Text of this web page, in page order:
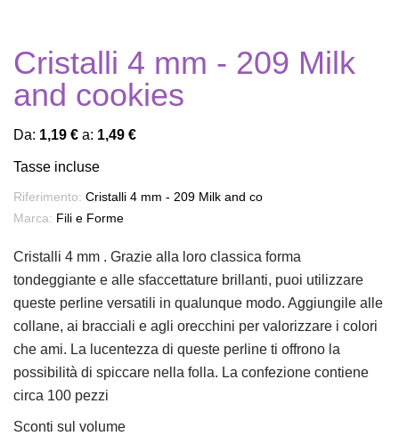
Cristalli 4 mm - 209 Milk
and cookies
Da: 1,19 € a: 1,49 €
Tasse incluse
Riferimento: Cristalli 4 mm - 209 Milk and co
Marca: Fili e Forme
Cristalli 4 mm . Grazie alla loro classica forma
tondeggiante e alle sfaccettature brillanti, puoi utilizzare
queste perline versatili in qualunque modo. Aggiungile alle
collane, ai bracciali e agli orecchini per valorizzare i colori
che ami. La lucentezza di queste perline ti offrono la
possibilità di spiccare nella folla. La confezione contiene
circa 100 pezzi
Sconti sul volume